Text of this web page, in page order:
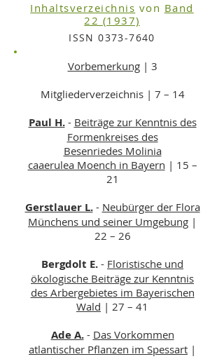
Inhaltsverzeichnis von Band
22 (1937)
ISSN0373-7640
Vorbemerkung| 3
Mitgliederverzeichnis | 7 – 14
Paul H. - Beiträge zur Kenntnis des
Formenkreises des
Besenriedes Molinia
caaerulea Moench in Bayern | 15 –
21
Gerstlauer L.- Neubürger der Flora
Münchens und seiner Umgebung |
22 – 26
Bergdolt E. - Floristische und
ökologische Beiträge zur Kenntnis
des Arbergebietes im Bayerischen
Wald | 27 – 41
Ade A.- Das Vorkommen
atlantischer Pflanzen im Spessart |